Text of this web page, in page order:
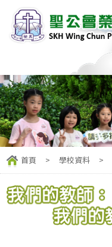
首頁 > 學校資料 >